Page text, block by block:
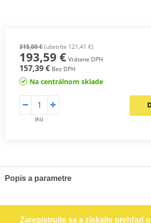
315,00 €(ušetríte 121,41 €)
193,59 € Vrátane DPH
157,39 € Bez DPH
Na centrálnom sklade
(ks)
Popis a parametre
Zaregistrujte sa a získajte prehľad